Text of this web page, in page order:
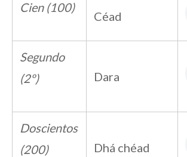
Cien (100)
Céad
Segundo
(2º)
Dara
Doscientos
(200)
Dhá chéad